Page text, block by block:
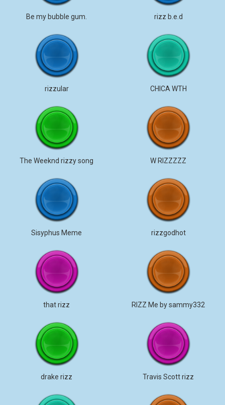
Be my bubble gum. rizz b.e.d
rizzular CHICA WTH
The Weeknd rizzy song W RIZZZZZ
Sisyphus Meme rizzgodhot
that rizz RIZZ Me by sammy332
drake rizz Travis Scott rizz